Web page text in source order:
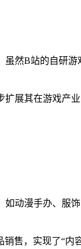
然B站的自研
展其在游戏产业
动漫手办、服
售，实现了“内